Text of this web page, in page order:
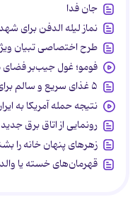
جان فدا
نماز لیله الدفن برای
طرح اختصاصی تبیان
فومو؛ غول جیب‌بر فضای
۵ غذای سریع و سالم برای طبیعت‌گردی
نتیجه حمله آمریکا به
رونمایی از اتاق برق
زهرهای پنهان خانه را
قهرمان‌های خسته یا